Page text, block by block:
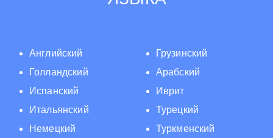
Английский
Голландский
Испанский
Итальянский
Немецкий
Грузинский
Арабский
Иврит
Турецкий
Туркменский